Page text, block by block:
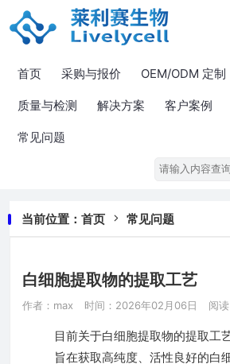
首页 采购与报价 OEM/ODM 定制
质量与检测 解决方案 客户案例
常见问题
当前位置： 首页 常见问题
白细胞提取物的提取工艺
作者：max 时间：2026年02月06日 阅
目前关于白细胞提取物的提取工
旨在获取高纯度、活性良好的白